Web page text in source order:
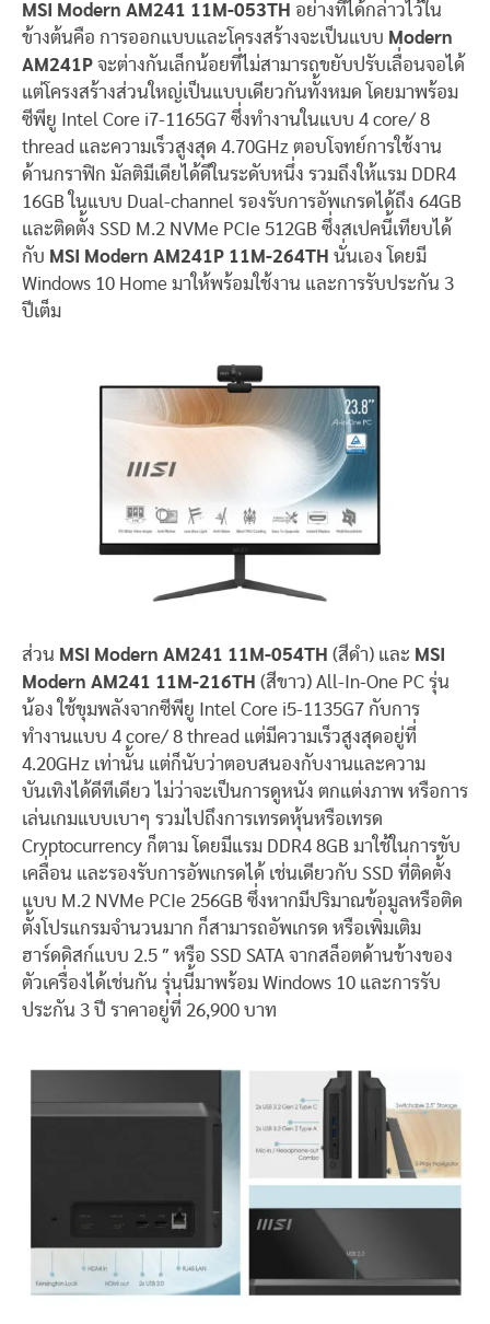
MSI Modern AM241 11M-053TH อย่างที่ได้กล่าวไว้ใน
ข้างต้นคือ การออกแบบและโครงสร้างจะเป็นแบบ Modern
AM241P จะต่างกันเล็กน้อยที่ไม่สามารถขยับปรับเลื่อนจอได้
แต่โครงสร้างส่วนใหญ่เป็นแบบเดียวกันทั้งหมด โดยมาพร้อม
ซีพียู Intel Core i7-1165G7 ซึ่งทำงานในแบบ 4 core/ 8
thread และความเร็วสูงสุด 4.70GHz ตอบโจทย์การใช้งาน
ด้านกราฟิก มัลติมีเดียได้ดีในระดับหนึ่ง รวมถึงให้แรม DDR4
16GB ในแบบ Dual-channel รองรับการอัพเกรดได้ถึง 64GB
และติดตั้ง SSD M.2 NVMe PCIe 512GB ซึ่งสเปคนี้เทียบได้
กับ MSI Modern AM241P 11M-264TH นั่นเอง โดยมี
Windows 10 Home มาให้พร้อมใช้งาน และการรับประกัน 3
ปีเต็ม
ส่วน MSI Modern AM241 11M-054TH (สีดำ) และ MSI
Modern AM241 11M-216TH (สีขาว) All-In-One PC รุ่น
น้อง ใช้ขุมพลังจากซีพียู Intel Core i5-1135G7 กับการ
ทำงานแบบ 4 core/ 8 thread แต่มีความเร็วสูงสุดอยู่ที่
4.20GHz เท่านั้น แต่ก็นับว่าตอบสนองกับงานและความ
บันเทิงได้ดีทีเดียว ไม่ว่าจะเป็นการดูหนัง ตกแต่งภาพ หรือการ
เล่นเกมแบบเบาๆ รวมไปถึงการเทรดหุ้นหรือเทรด
Cryptocurrency ก็ตาม โดยมีแรม DDR4 8GB มาใช้ในการขับ
เคลื่อน และรองรับการอัพเกรดได้ เช่นเดียวกับ SSD ที่ติดตั้ง
แบบ M.2 NVMe PCIe 256GB ซึ่งหากมีปริมาณข้อมูลหรือติด
ตั้งโปรแกรมจำนวนมาก ก็สามารถอัพเกรด หรือเพิ่มเติม
ฮาร์ดดิสก์แบบ 2.5 ″ หรือ SSD SATA จากสล็อตด้านข้างของ
ตัวเครื่องได้เช่นกัน รุ่นนี้มาพร้อม Windows 10 และการรับ
ประกัน 3 ปี ราคาอยู่ที่ 26,900 บาท